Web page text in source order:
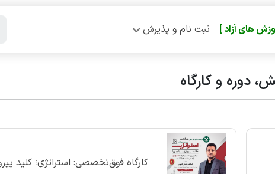
ثبت نام و پذیرش
دوره و کارگاه
کارگاه فوق‌تخصصی: استراتژی؛ کلید